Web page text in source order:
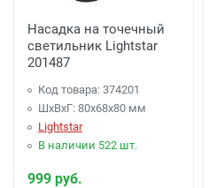
Насадка на точечный
светильник Lightstar
201487
Код товара: 374201
ШхВхГ: 80x68x80 мм
Lightstar
В наличии 522 шт.
999 руб.